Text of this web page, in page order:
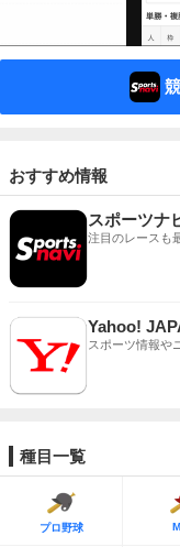
おすすめ情報
スポーツナ
注目のレースも
Yahoo!
スポーツ情報や
種目一覧
プロ野球